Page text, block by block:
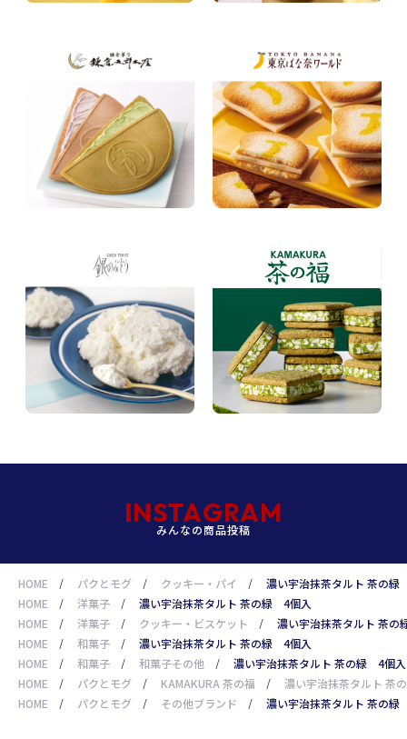
HOME / パクとモグ / クッキー・パイ /
濃い宇治抹茶タルト 茶の
HOME
/ 洋菓子 /
濃い宇治抹茶タルト 茶の緑 4個入
HOME
/ 洋菓子 / クッキー・ビスケット /
濃い宇治抹茶タルト 茶
HOME
/ 和菓子 /
濃い宇治抹茶タルト 茶の緑 4個入
HOME
/ 和菓子 / 和菓子その他 /
濃い宇治抹茶タルト 茶の緑 4個入
HOME
/ パクとモグ / KAMAKURA 茶の福 /
濃い宇治抹茶タルト 茶
HOME
/ パクとモグ / その他ブランド / 濃い宇治抹茶タルト 茶の
INSTAGRAM
みんなの商品投稿